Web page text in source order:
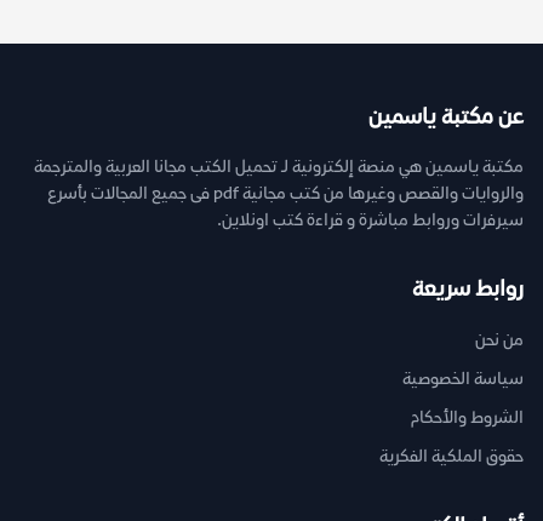
عن مكتبة ياسمين
مكتبة ياسمين هي منصة إلكترونية لـ تحميل الكتب مجانا العربية والمترجمة
والروايات والقصص وغيرها من كتب مجانية pdf فى جميع المجالات بأسرع
سيرفرات وروابط مباشرة و قراءة كتب اونلاين.
روابط سريعة
من نحن
سياسة الخصوصية
الشروط والأحكام
حقوق الملكية الفكرية